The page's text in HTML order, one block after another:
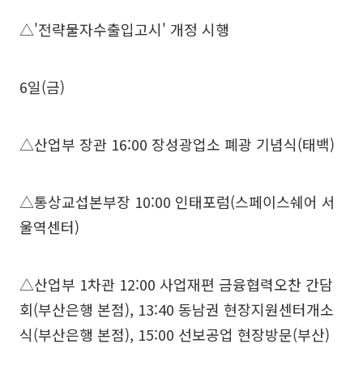
△'전략물자수출입고시' 개정 시행
6일(금)
△산업부 장관 16:00 장성광업소 폐광 기념식(태백)
△통상교섭본부장 10:00 인태포럼(스페이스쉐어 서
울역센터)
△산업부 1차관 12:00 사업재편 금융협력오찬 간담
회(부산은행 본점), 13:40 동남권 현장지원센터개소
식(부산은행 본점), 15:00 선보공업 현장방문(부산)